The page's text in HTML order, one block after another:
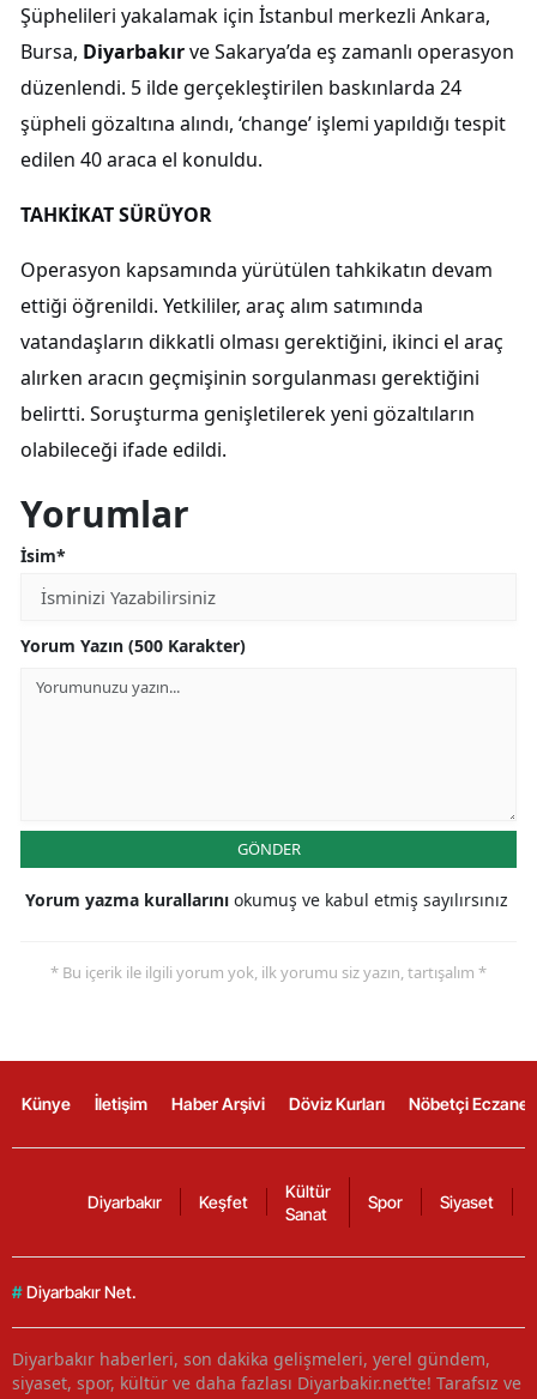
Şüphelileri yakalamak için İstanbul merkezli Ankara,
Bursa, Diyarbakırve Sakarya’da eş zamanlı operasyon
düzenlendi. 5 ilde gerçekleştirilen baskınlarda 24
şüpheli gözaltına alındı, ‘change’ işlemi yapıldığı tespit
edilen 40 araca el konuldu.
TAHKİKAT SÜRÜYOR
Operasyon kapsamında yürütülen tahkikatın devam
ettiği öğrenildi. Yetkililer, araç alım satımında
vatandaşların dikkatli olması gerektiğini, ikinci el araç
alırken aracın geçmişinin sorgulanması gerektiğini
belirtti. Soruşturma genişletilerek yeni gözaltıların
olabileceği ifade edildi.
Yorumlar
İsim*
Yorum Yazın (500 Karakter)
GÖNDER
Yorum yazma kurallarını okumuş ve kabul etmiş sayılırsınız
* Bu içerik ile ilgili yorum yok, ilk yorumu siz yazın, tartışalım *
Künye İletişim Haber Arşivi Döviz Kurları Nöbetçi
Diyarbakır Keşfet
Kültür
Sanat
Spor Siyaset
# Diyarbakır Net.
Diyarbakır haberleri, son dakika gelişmeleri, yerel gündem,
siyaset, spor, kültür ve daha fazlası Diyarbakir.net’te! Tarafsız ve